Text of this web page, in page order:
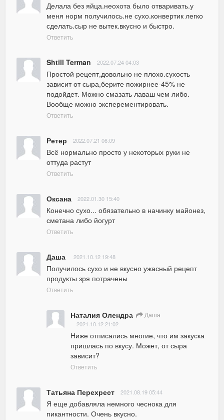
Делала без яйца.неохота было отваривать.у
меня норм получилось.не сухо.конвертик легко
сделать.сыр не вытек.вкусно и быстро.
Ответить
Shtill Terman 2022.07.24 04:03
Простой рецепт,довольно не плохо.сухость
зависит от сыра,берите пожирнее-45% не
подойдет. Можно смазать лаваш чем либо.
Вообще можно эксперементировать.
Ответить
Ретер 2022.07.21 06:09
Всё нормально просто у некоторых руки не
оттуда растут
Ответить
Оксана 2022.01.30 15:40
Конечно сухо... обязательно в начинку майонез,
сметана либо йогурт
Ответить
Даша 2021.10.12 19:48
Получилось сухо и не вкусно ужасный рецепт
продукты зря потрачены
Ответить
Наталия Олендра Даша
2021.10.12 21:02
Ниже отписались многие, что им закуска
пришлась по вкусу. Может, от сыра
зависит?
Ответить
Татьяна Перехрест 2021.08.19 05:44
Я еще добавляла немного чеснока для
пикантности. Очень вкусно.